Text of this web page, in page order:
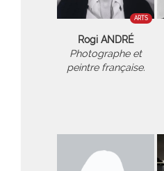
ARTS
Rogi ANDRÉ
Photographe et
peintre française.